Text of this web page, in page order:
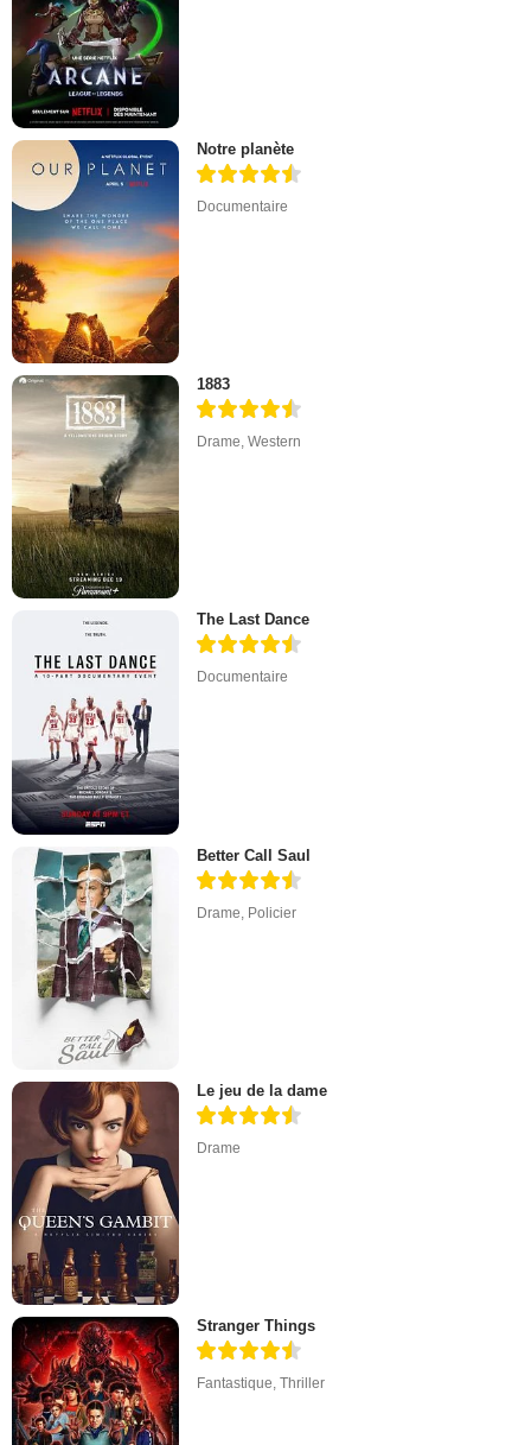
Notre planète
Documentaire
1883
Drame,Western
The Last Dance
Documentaire
Better Call Saul
Drame Policier
Le jeu de la dame
Drame
Stranger Things
Fantastique,Thriller